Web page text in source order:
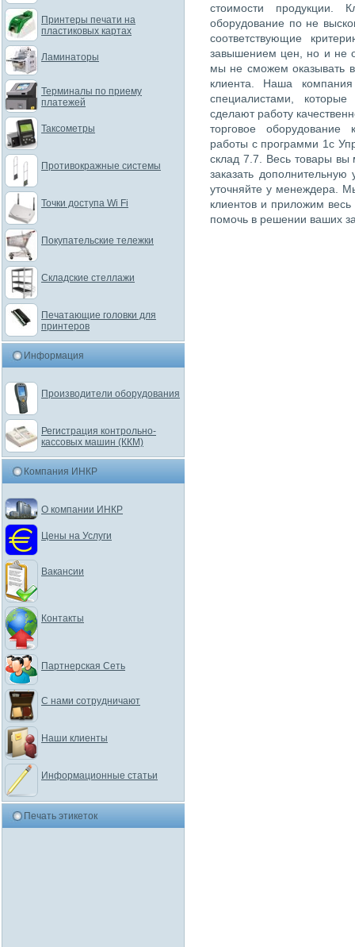
стоимости продукции.
оборудование по не
соответствующие
завышением цен, но и не
мы не сможем оказывать
клиента. Наша компания
специалистами,
сделают работу
торговое оборудование
работы с программи 1с
склад 7.7. Весь товары вы
заказать
уточняйте у менеждера.
клиентов и приложим
помочь в решении ваших
Принтеры печати на
пластиковых картах
Ламинаторы
Терминалы по приему
платежей
Таксометры
Противокражные системы
Точки доступа Wi Fi
Покупательские тележки
Складские стеллажи
Печатающие головки для
принтеров
Информация
Производители оборудования
Регистрация контрольно-
кассовых машин (ККМ)
Компания ИНКР
О компании ИНКР
Цены на Услуги
Вакансии
Контакты
Партнерская Сеть
С нами сотрудничают
Наши клиенты
Информационные статьи
Печать этикеток